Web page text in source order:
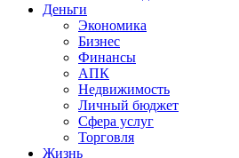
Деньги
Экономика
Бизнес
Финансы
АПК
Недвижимость
Личный бюджет
Сфера услуг
Торговля
Жизнь